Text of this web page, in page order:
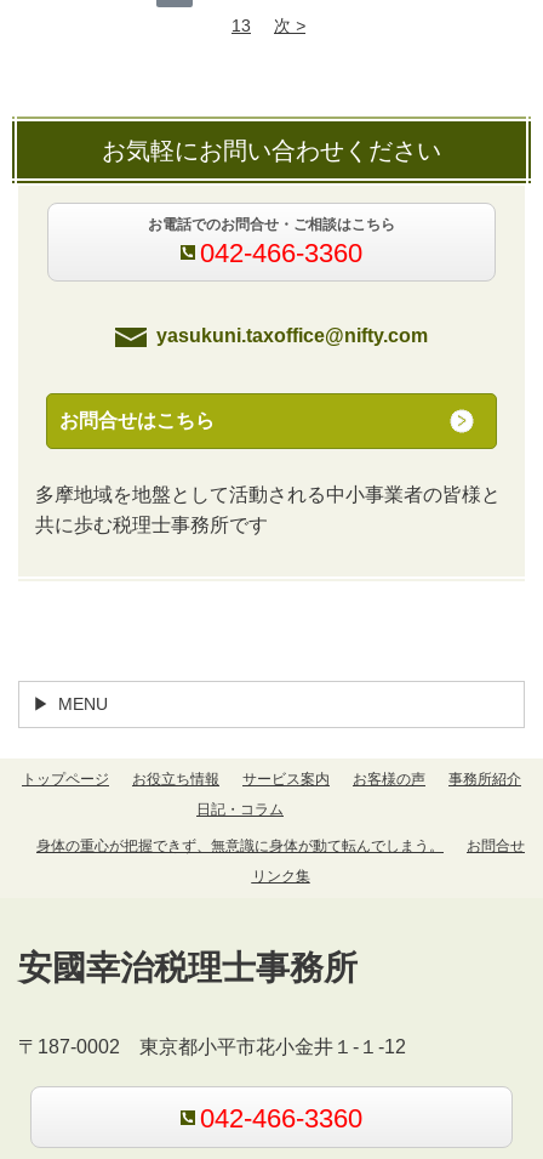
13
次
お気軽にお問い合わせください
お電話でのお問合せ・ご相談はこちら
042-466-3360
yasukuni.taxoffice@nifty.com
お問合せはこちら
多摩地域を地盤として活動される中小事業者の皆様と
共に歩む税理士事務所です
MENU
トップページ お役立ち情報 サービス案内 お客様の声
事務所紹介
日記・コラム
身体の重心が把握できず、無意識に身体が動て転んでしまう。
お問合せ
リンク集
安國幸治税理士事務所
〒187-0002 東京都小平市花小金井１-１-12
042-466-3360